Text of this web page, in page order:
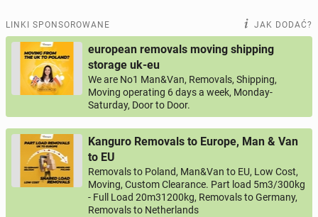
LINKI SPONSOROWANE JAK DODAĆ?
european removals moving shipping
storage uk-eu
We are No1 Man&Van, Removals, Shipping,
Moving operating 6 days a week, Monday-
Saturday, Door to Door.
Kanguro Removals to Europe, Man & Van
to EU
Removals to Poland, Man&Van to EU, Low Cost,
Moving, Custom Clearance. Part load 5m3/300kg
- Full Load 20m31200kg, Removals to Germany,
Removals to Netherlands